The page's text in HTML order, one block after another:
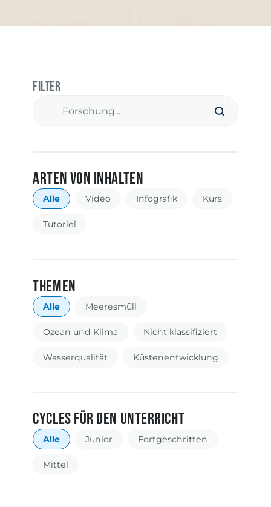
Filter
Arten von Inhalten
Types
Alle Vidéo Infografik Kurs
Tutoriel
Themen
Catégories
Alle Meeresmüll
Ozean und Klima Nicht klassifiziert
Wasserqualität Küstenentwicklung
CYcles für den Unterricht
Étiquettes
Alle Junior Fortgeschritten
Mittel